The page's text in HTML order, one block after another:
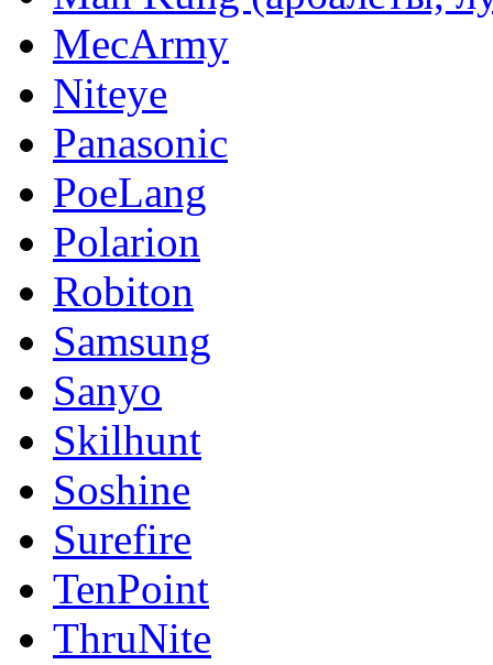
MecArmy
Niteye
Panasonic
PoeLang
Polarion
Robiton
Samsung
Sanyo
Skilhunt
Soshine
Surefire
TenPoint
ThruNite